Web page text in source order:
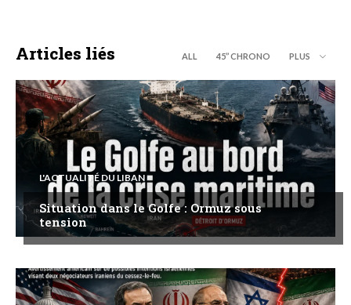
Articles liés ALL 45’’ CHRONO PLUS
L'ACTUALITÉ DU LIBAN
Situation dans le Golfe : Ormuz sous
tension